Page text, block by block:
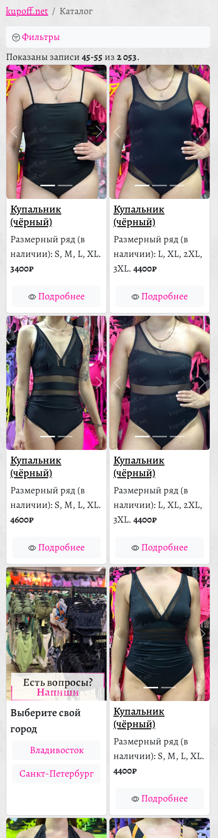
kupoff.net
Каталог
Фильтры
Показаны записи45-55 из2 053.
Есть вопросы?
Напиши
Выберите свой
город
Владивосток
Санкт-Петербург
Купальник
(чёрный)
Размерный ряд (в
наличии): S, M, L, XL.
3400₽
Подробнее
Купальник
(чёрный)
Размерный ряд (в
наличии): L, XL, 2XL,
3XL.4400₽
Подробнее
Купальник
(чёрный)
Размерный ряд (в
наличии): S, M, L, XL.
4600₽
Подробнее
Купальник
(чёрный)
Размерный ряд (в
наличии): L, XL, 2XL,
3XL.4400₽
Подробнее
Купальник
(чёрный)
Размерный ряд (в
наличии): S, M, L, XL.
4400₽
Подробнее